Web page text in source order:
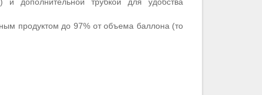
продуктом до 97% от объема баллона (то